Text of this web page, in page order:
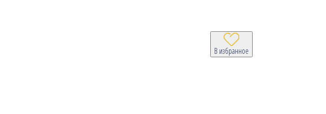
В избранное